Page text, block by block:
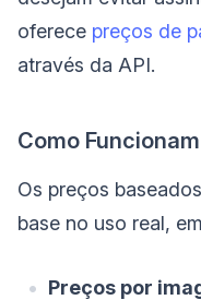
oferece preços de
através da API.
Como
Os preços
base no uso real,
Preços por